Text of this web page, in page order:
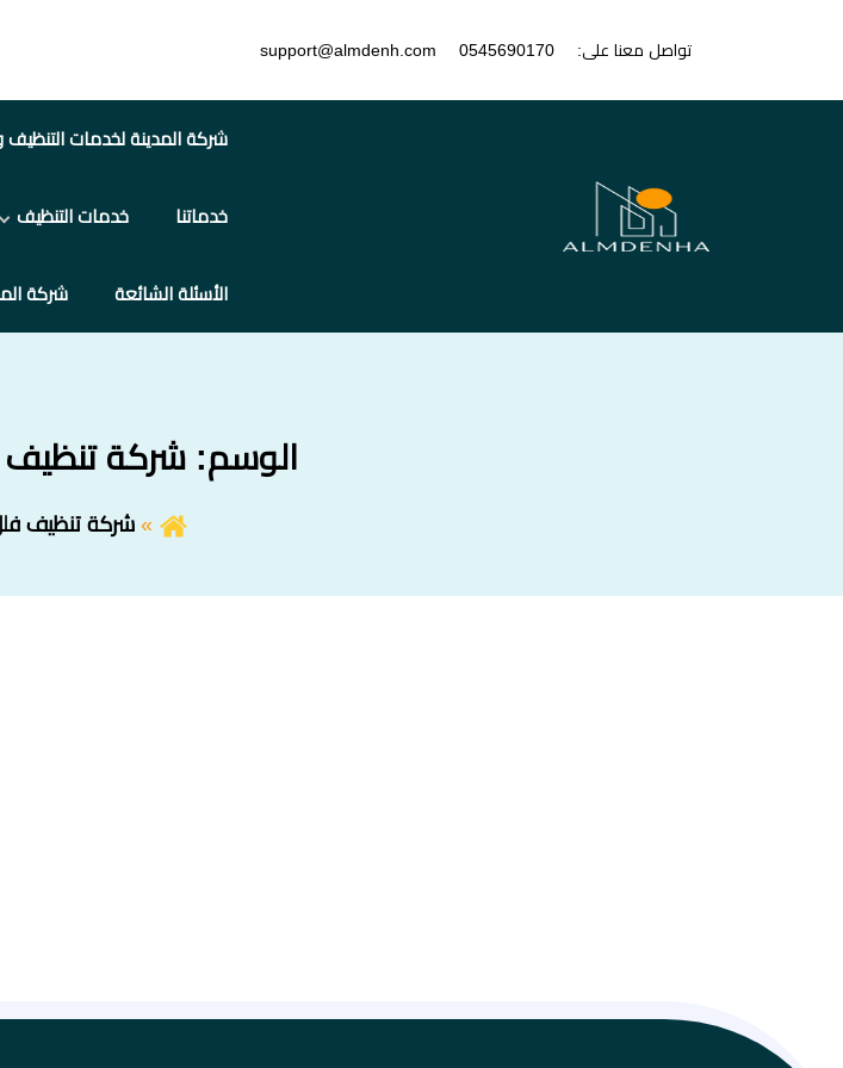
تواصل معنا على: 0545690170
support@almdenh.com
شركة المدينة لخدمات
خدماتنا خدمات التنظيف
الأسئلة الشائعة شركة
الوسم:شركة تنظيف
شركة تنظيف